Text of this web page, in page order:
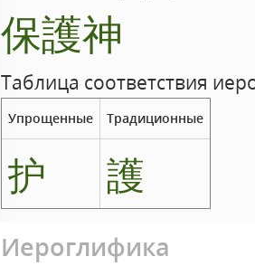
保護神
Таблица соответствия
Упрощенные Традиционные
护 護
Иероглифика